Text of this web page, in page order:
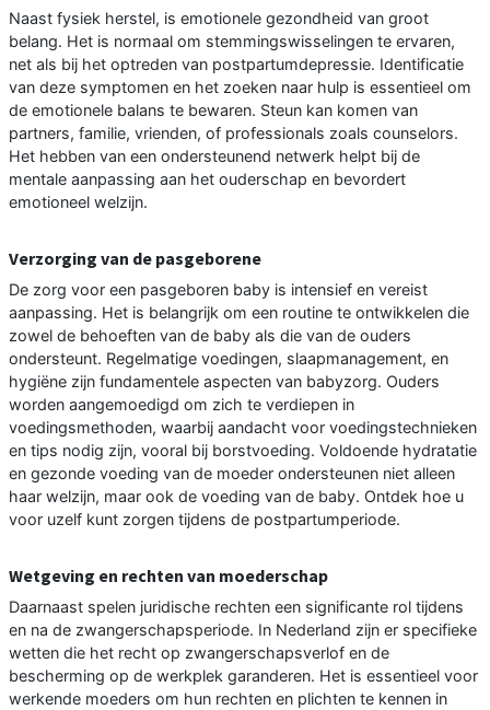
Naast fysiek herstel, is emotionele gezondheid van groot
belang. Het is normaal om stemmingswisselingen te ervaren,
net als bij het optreden van postpartumdepressie. Identificatie
van deze symptomen en het zoeken naar hulp is essentieel om
de emotionele balans te bewaren. Steun kan komen van
partners, familie, vrienden, of professionals zoals counselors.
Het hebben van een ondersteunend netwerk helpt bij de
mentale aanpassing aan het ouderschap en bevordert
emotioneel welzijn.
Verzorging van de pasgeborene
De zorg voor een pasgeboren baby is intensief en vereist
aanpassing. Het is belangrijk om een routine te ontwikkelen die
zowel de behoeften van de baby als die van de ouders
ondersteunt. Regelmatige voedingen, slaapmanagement, en
hygiëne zijn fundamentele aspecten van babyzorg. Ouders
worden aangemoedigd om zich te verdiepen in
voedingsmethoden, waarbij aandacht voor voedingstechnieken
en tips nodig zijn, vooral bij borstvoeding. Voldoende hydratatie
en gezonde voeding van de moeder ondersteunen niet alleen
haar welzijn, maar ook de voeding van de baby. Ontdek hoe u
voor uzelf kunt zorgen tijdens de postpartumperiode.
Wetgeving en rechten van moederschap
Daarnaast spelen juridische rechten een significante rol tijdens
en na de zwangerschapsperiode. In Nederland zijn er specifieke
wetten die het recht op zwangerschapsverlof en de
bescherming op de werkplek garanderen. Het is essentieel voor
werkende moeders om hun rechten en plichten te kennen in